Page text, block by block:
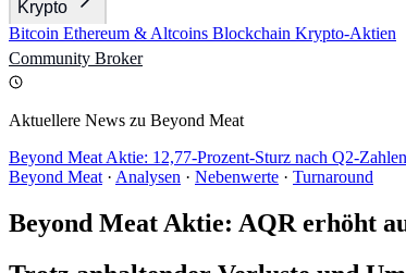
Krypto
Bitcoin Ethereum & Altcoins Blockchain Krypto-Aktien
Community Broker
Aktuellere News zu Beyond Meat
Beyond Meat Aktie: 12,77-Prozent-Sturz nach Q2-
Beyond Meat · Analysen · Nebenwerte · Turnaround
Beyond Meat Aktie: AQR erhöht